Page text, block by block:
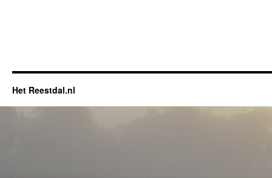
Het Reestdal.nl